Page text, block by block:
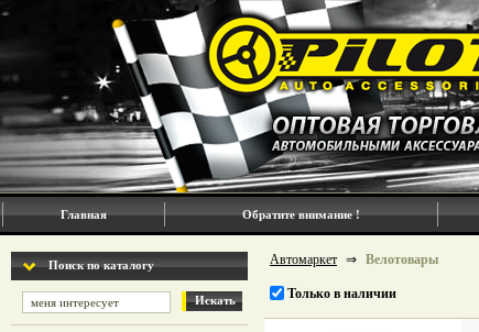
Главная Обратите внимание !
Поиск по каталогу
Искать
Автомаркет ⇒ Велотовары
Только в наличии